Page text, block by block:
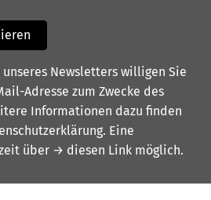
Newsletters willigen Sie
Adresse zum Zwecke des
Informationen dazu finden
. Eine
über → diesen Link möglich.